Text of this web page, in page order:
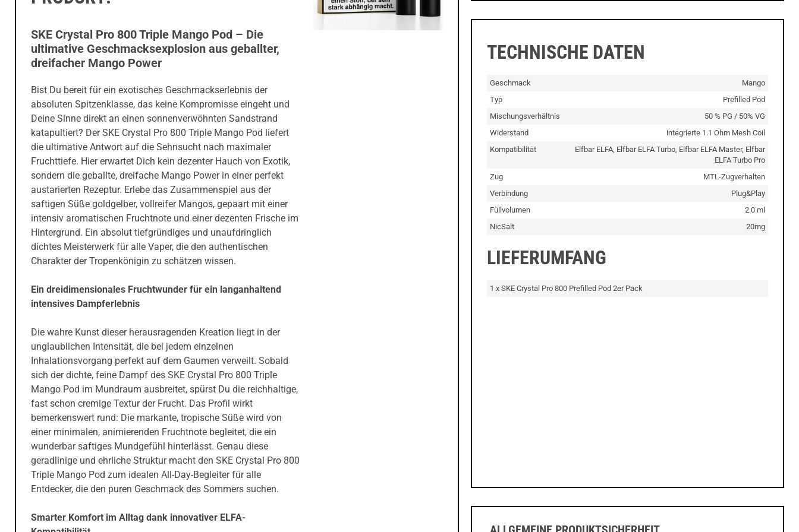
SKE Crystal Pro 800 Triple Mango Pod – Die
ultimative Geschmacksexplosion aus geballter,
dreifacher Mango Power
Bist Du bereit für ein exotisches Geschmackserlebnis der
absoluten Spitzenklasse, das keine Kompromisse eingeht und
Deine Sinne direkt an einen sonnenverwöhnten Sandstrand
katapultiert? Der SKE Crystal Pro 800 Triple Mango Pod liefert
die ultimative Antwort auf die Sehnsucht nach maximaler
Fruchttiefe. Hier erwartet Dich kein dezenter Hauch von Exotik,
sondern die geballte, dreifache Mango Power in einer perfekt
austarierten Rezeptur. Erlebe das Zusammenspiel aus der
saftigen Süße goldgelber, vollreifer Mangos, gepaart mit einer
intensiv aromatischen Fruchtnote und einer dezenten Frische im
Hintergrund. Ein absolut tiefgründiges und unaufdringlich
dichtes Meisterwerk für alle Vaper, die den authentischen
Charakter der Tropenkönigin zu schätzen wissen.
Ein dreidimensionales Fruchtwunder für ein langanhaltend
intensives Dampferlebnis
Die wahre Kunst dieser herausragenden Kreation liegt in der
unglaublichen Intensität, die bei jedem einzelnen
Inhalationsvorgang perfekt auf dem Gaumen verweilt. Sobald
sich der dichte, feine Dampf des SKE Crystal Pro 800 Triple
Mango Pod im Mundraum ausbreitet, spürst Du die reichhaltige,
fast schon cremige Textur der Frucht. Das Profil wirkt
bemerkenswert rund: Die markante, tropische Süße wird von
einer minimalen, animierenden Fruchtnote begleitet, die ein
wunderbar saftiges Mundgefühl hinterlässt. Genau diese
geradlinige und ehrliche Struktur macht den SKE Crystal Pro 800
Triple Mango Pod zum idealen All-Day-Begleiter für alle
Entdecker, die den puren Geschmack des Sommers suchen.
Smarter Komfort im Alltag dank innovativer ELFA-
TECHNISCHE DATEN
Geschmack
Mango
Typ
Prefilled Pod
Mischungsverhältnis
50 % PG / 50% VG
Widerstand
integrierte 1.1 Ohm Mesh Coil
Kompatibilität
Elfbar ELFA, Elfbar ELFA Turbo, Elfbar ELFA Master, Elfbar
ELFA Turbo Pro
Zug
MTL-Zugverhalten
Verbindung
Plug&Play
Füllvolumen
2.0 ml
NicSalt
20mg
LIEFERUMFANG
1 x SKE Crystal Pro 800 Prefilled Pod 2er Pack